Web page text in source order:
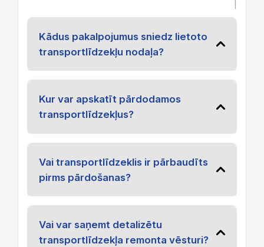
Kādus pakalpojumus sniedz lietoto
transportlīdzekļu nodaļa?
Kur var apskatīt pārdodamos
transportlīdzekļus?
Vai transportlīdzeklis ir pārbaudīts
pirms pārdošanas?
Vai var saņemt detalizētu
transportlīdzekļa remonta vēsturi?